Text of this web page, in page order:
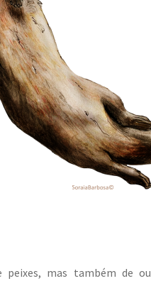
peixes, mas também de